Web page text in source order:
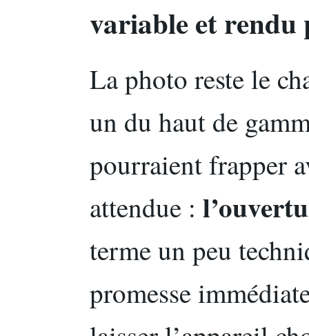
variable et rendu
La photo reste le
un du haut de
pourraient frapper
attendue :
terme un peu
promesse